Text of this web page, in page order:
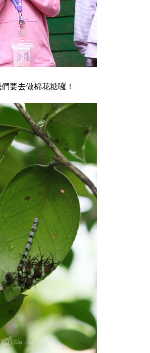
要去做棉花糖囉！